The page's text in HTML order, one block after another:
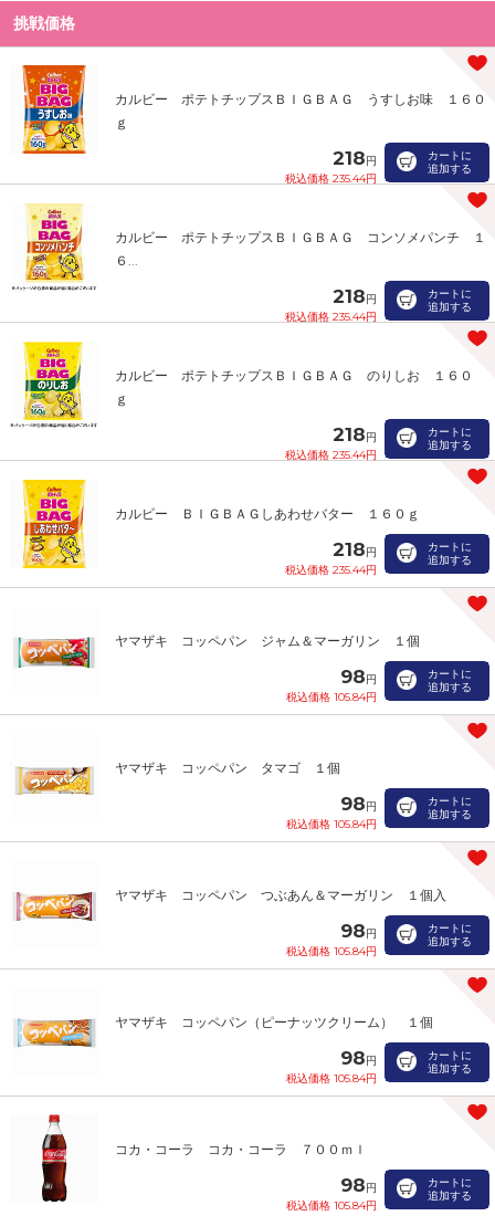
挑戦価格
カルビー ポテトチップスＢＩＧＢＡＧ うすしお味 １６０
ｇ
218円
税込価格 235.44円
カートに
追加する
カルビー ポテトチップスＢＩＧＢＡＧ コンソメパンチ １
６...
218円
税込価格 235.44円
カートに
追加する
カルビー ポテトチップスＢＩＧＢＡＧ のりしお １６０
ｇ
218円
税込価格 235.44円
カートに
追加する
カルビー ＢＩＧＢＡＧしあわせバター １６０ｇ
218円
税込価格 235.44円
カートに
追加する
ヤマザキ コッペパン ジャム＆マーガリン １個
98円
税込価格 105.84円
カートに
追加する
ヤマザキ コッペパン タマゴ １個
98円
税込価格 105.84円
カートに
追加する
ヤマザキ コッペパン つぶあん＆マーガリン １個入
98円
税込価格 105.84円
カートに
追加する
ヤマザキ コッペパン（ピーナッツクリーム） １個
98円
税込価格 105.84円
カートに
追加する
コカ・コーラ コカ・コーラ ７００ｍｌ
98円
税込価格 105.84円
カートに
追加する